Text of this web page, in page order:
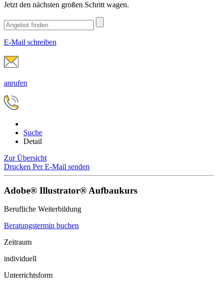
Jetzt den nächsten großen Schritt wagen.
E-Mail schreiben
anrufen
Suche
Detail
Zur Übersicht
Drucken Per E-Mail senden
Adobe® Illustrator® Aufbaukurs
Berufliche Weiterbildung
Beratungstermin buchen
Zeitraum
individuell
Unterrichtsform